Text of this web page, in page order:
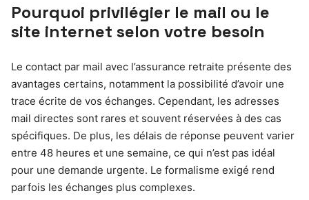
Pourquoi privilégier le mail ou le
site internet selon votre besoin
Le contact par mail avec l’assurance retraite présente des
avantages certains, notamment la possibilité d’avoir une
trace écrite de vos échanges. Cependant, les adresses
mail directes sont rares et souvent réservées à des cas
spécifiques. De plus, les délais de réponse peuvent varier
entre 48 heures et une semaine, ce qui n’est pas idéal
pour une demande urgente. Le formalisme exigé rend
parfois les échanges plus complexes.